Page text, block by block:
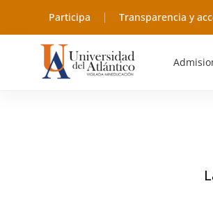
Participa Transparencia y